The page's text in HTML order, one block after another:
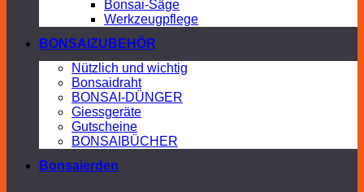
Bonsai-Säge
Werkzeugpflege
BONSAIZUBEHÖR
Nützlich und wichtig
Bonsaidraht
BONSAI-DÜNGER
Giessgeräte
Gutscheine
BONSAIBÜCHER
Bonsaierden